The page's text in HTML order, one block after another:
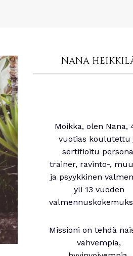
NANA
Moikka, olen Nana,
vuotias koulutettu
sertifioitu
trainer, ravinto-,
ja psyykkinen
yli 13 vuoden
Missioni on tehdä
vahvempia,